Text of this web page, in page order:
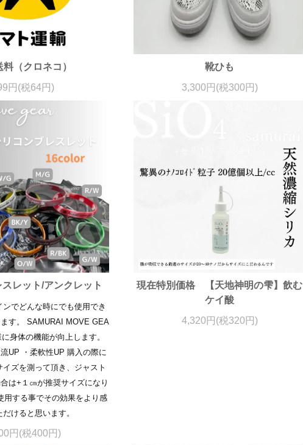
（クロネコ）
円(税64円)
靴ひも
3,300円(税300円)
レット/アンクレット
でどんな時にでも使用でき
す。 SAMURAI MOVE GEA
身体の機能が向上します。
UP ・柔軟性UP 購入の際に
ズを測って頂き、ジャスト
は+１㎝が推奨サイズになり
用する事でその効果をより感
だけると思います。
円(税400円)
現在特別価格 【天地神明の雫】飲む
ケイ酸
4,320円(税320円)